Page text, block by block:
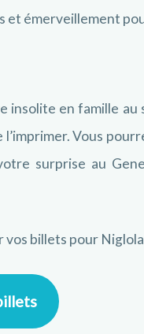
et émerveillement
en famille au
l’imprimer. Vous
surprise au
vos billets pour